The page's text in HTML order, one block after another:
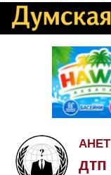
АНЕТ
дтп